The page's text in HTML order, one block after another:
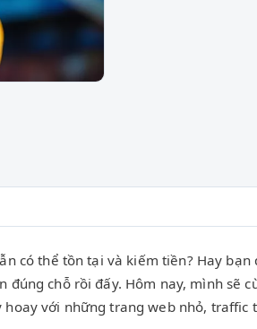
có thể tồn tại và kiếm tiền? Hay
chỗ rồi đấy. Hôm nay, mình sẽ
với những trang web nhỏ, traffic